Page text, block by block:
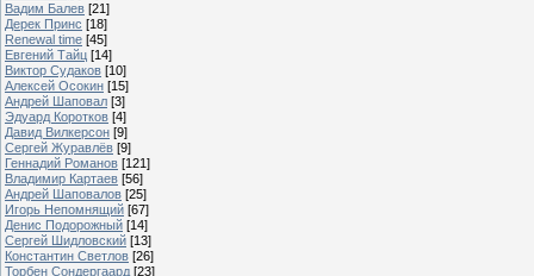
Вадим Балев [21]
Дерек Принс [18]
Renewal time [45]
Евгений Тайц [14]
Виктор Судаков [10]
Алексей Осокин [15]
Андрей Шаповал [3]
Эдуард Коротков [4]
Давид Вилкерсон [9]
Сергей Журавлёв [9]
Геннадий Романов [121]
Владимир Картаев [56]
Андрей Шаповалов [25]
Игорь Непомнящий [67]
Денис Подорожный [14]
Сергей Шидловский [13]
Константин Светлов [26]
Торбен Сондергаард [23]